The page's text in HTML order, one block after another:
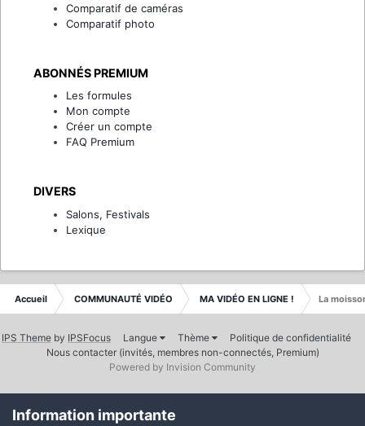
Comparatif de caméras
Comparatif photo
ABONNÉS PREMIUM
Les formules
Mon compte
Créer un compte
FAQ Premium
DIVERS
Salons, Festivals
Lexique
Accueil COMMUNAUTÉ VIDÉO MA VIDÉO EN LIGNE ! La
IPS Theme by IPSFocus Langue Thème
Politique de confidentialité
Nous contacter (invités, membres non-connectés, Premium)
Powered by Invision Community
Information importante